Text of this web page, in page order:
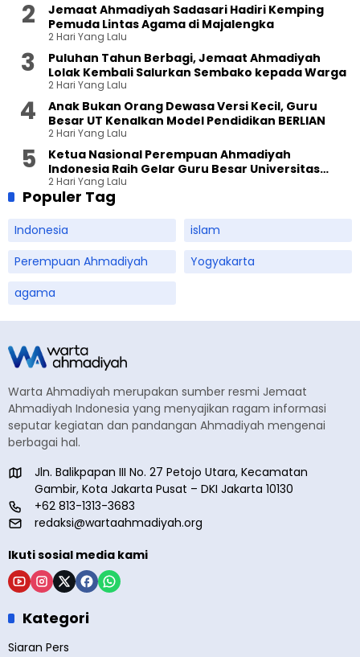
Jemaat Ahmadiyah Sadasari Hadiri Kemping
Pemuda Lintas Agama di Majalengka
2 Hari Yang Lalu
Puluhan Tahun Berbagi, Jemaat Ahmadiyah
Lolak Kembali Salurkan Sembako kepada Warga
2 Hari Yang Lalu
Anak Bukan Orang Dewasa Versi Kecil, Guru
Besar UT Kenalkan Model Pendidikan BERLIAN
2 Hari Yang Lalu
Ketua Nasional Perempuan Ahmadiyah
Indonesia Raih Gelar Guru Besar Universitas
Terbuka
2 Hari Yang Lalu
Populer Tag
Indonesia
islam
Perempuan Ahmadiyah
Yogyakarta
agama
Warta Ahmadiyah merupakan sumber resmi Jemaat
Ahmadiyah Indonesia yang menyajikan ragam informasi
seputar kegiatan dan pandangan Ahmadiyah mengenai
berbagai hal.
Jln. Balikpapan III No. 27 Petojo Utara, Kecamatan
Gambir, Kota Jakarta Pusat – DKI Jakarta 10130
+62 813-1313-3683
redaksi@wartaahmadiyah.org
Ikuti sosial media kami
Kategori
Siaran Pers